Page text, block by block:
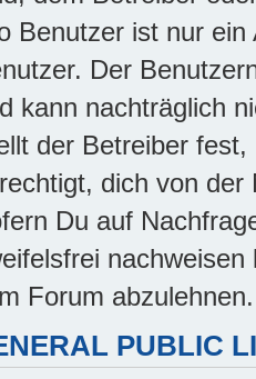
Benutzer ist nur
Der
kann nachträglich
der Betreiber
dich von
Du auf
Forum abzulehnen.
PUBLIC